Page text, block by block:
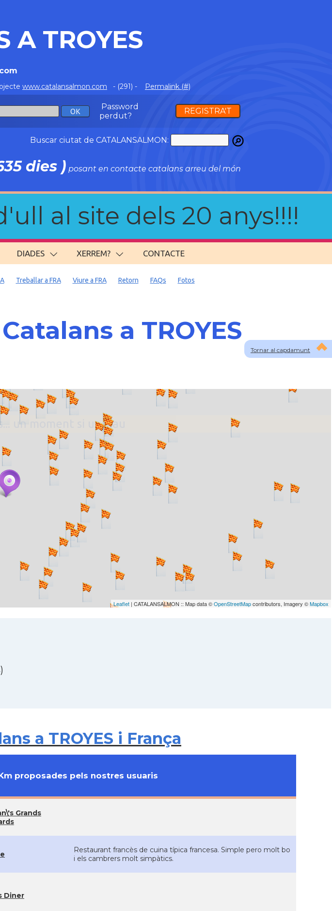
A TROYES
www.catalansalmon.com - (291) - Permalink (#)
Password
perdut?
REGISTRA'T
Buscar ciutat de CATALANSALMON:
dies ) posant en contacte catalans arreu del món
al site dels 20 anys!!!!
DIADES XERREM? CONTACTE
Tornar al capdamunt
Treballar a FRA Viure a FRA Retorn FAQs Fotos
a TROYES
un moment si us plau
Leaflet | CATALANSALMON :: Map data ©OpenStreetMapcontributors, Imagery ©Mapbox
a TROYES i França
proposades pels nostres usuaris
Grands
Restaurant francès de cuina típica francesa. Simple pero molt bo
i els cambrers molt simpàtics.
Diner